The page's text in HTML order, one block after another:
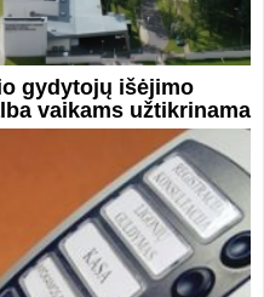
gydytojų išėjimo
vaikams užtikrinama